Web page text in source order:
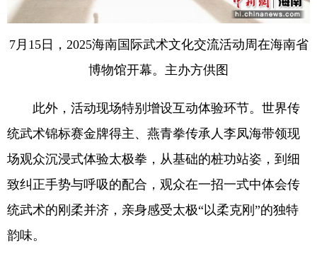
7月15日，2025海南国际武术文化交流活动周在海南省
博物馆开幕。主办方供图
此外，活动现场特别增设互动体验环节。世界传
统武术锦标赛金牌得主、燕青拳传承人李凤海带领现
场观众沉浸式体验太极拳，从基础的桩功站姿，到细
致纠正手势与呼吸的配合，观众在一招一式中体会传
统武术的刚柔并济，亲身感受太极“以柔克刚”的独特
韵味。